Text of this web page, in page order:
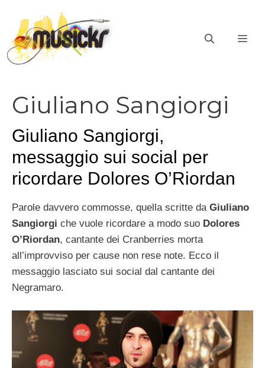
contenuto
Giuliano Sangiorgi
Giuliano Sangiorgi,
messaggio sui social per
ricordare Dolores O’Riordan
Parole davvero commosse, quella scritte da Giuliano
Sangiorgi che vuole ricordare a modo suo Dolores
O’Riordan, cantante dei Cranberries morta
all’improvviso per cause non rese note. Ecco il
messaggio lasciato sui social dal cantante dei
Negramaro.